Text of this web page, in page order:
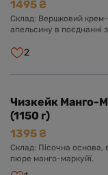
1495 ₴
Склад: Вершковий
апельсину в поєднанні
2
Чизкейк Манго-
(1150 г)
1395 ₴
Склад: Пісочна
пюре манго-маркуйї.